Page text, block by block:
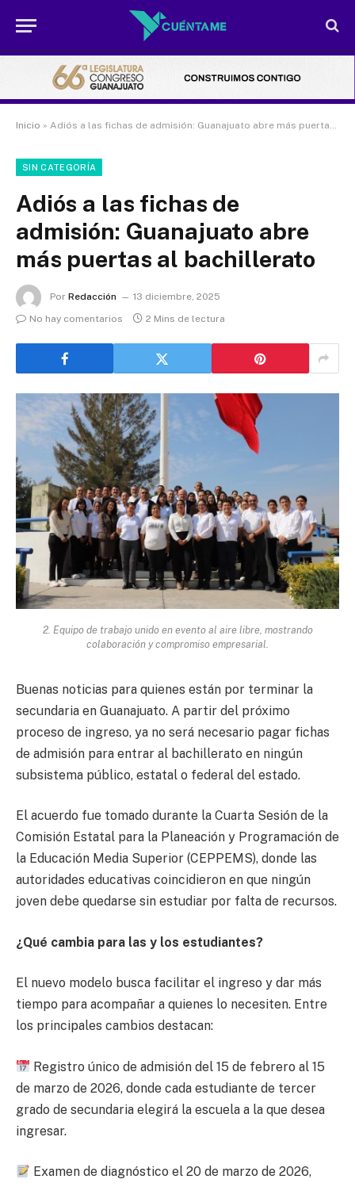
Inicio » Adiós a las fichas de admisión: Guanajuato abre más puertas al bachillerato
SIN CATEGORÍA
Adiós a las fichas de
admisión: Guanajuato abre
más puertas al bachillerato
Por Redacción
13 diciembre, 2025
No hay comentarios
2 Mins de lectura
2. Equipo de trabajo unido en evento al aire libre, mostrando
colaboración y compromiso empresarial.
Buenas noticias para quienes están por terminar la
secundaria en Guanajuato. A partir del próximo
proceso de ingreso, ya no será necesario pagar fichas
de admisión para entrar al bachillerato en ningún
subsistema público, estatal o federal del estado.
El acuerdo fue tomado durante la Cuarta Sesión de la
Comisión Estatal para la Planeación y Programación de
la Educación Media Superior (CEPPEMS), donde las
autoridades educativas coincidieron en que ningún
joven debe quedarse sin estudiar por falta de recursos.
¿Qué cambia para las y los estudiantes?
El nuevo modelo busca facilitar el ingreso y dar más
tiempo para acompañar a quienes lo necesiten. Entre
los principales cambios destacan:
Registro único de admisión del 15 de febrero al 15
de marzo de 2026, donde cada estudiante de tercer
grado de secundaria elegirá la escuela a la que desea
ingresar.
Examen de diagnóstico el 20 de marzo de 2026,